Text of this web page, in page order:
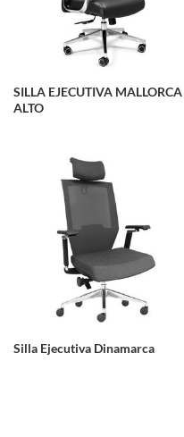
SILLA EJECUTIVA MALLORCA
ALTO
Silla Ejecutiva Dinamarca